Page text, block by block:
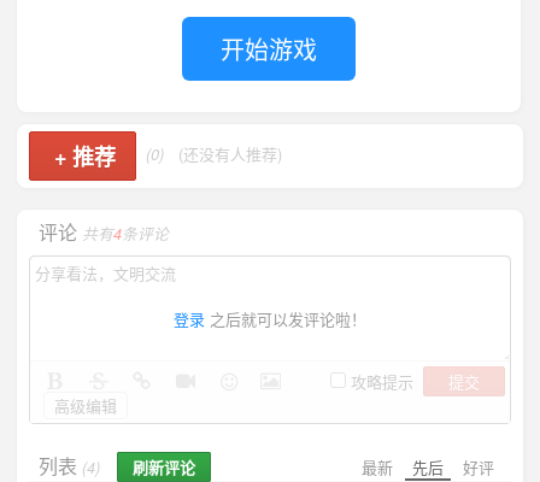
开始游戏
+推荐 (0) (还没有人推荐)
评论 共有4条评论
登录 之后就可以发评论啦！
攻略提示
提交
高级编辑
最新 先后 好评
列表 (4) 刷新评论